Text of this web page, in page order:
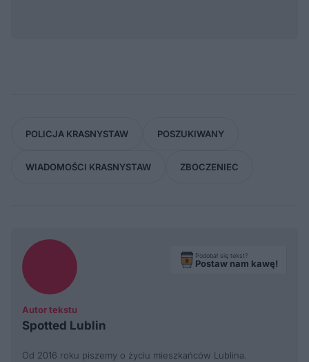
POLICJA KRASNYSTAW POSZUKIWANY
WIADOMOŚCI KRASNYSTAW ZBOCZENIEC
Autor tekstu
Spotted Lublin
Podobał się tekst?
Postaw nam kawę!
Od 2016 roku piszemy o życiu mieszkańców Lublina.